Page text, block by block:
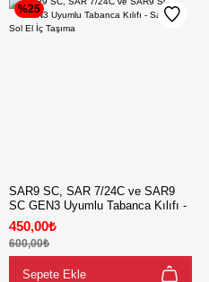
%25
SAR9 SC, SAR 7/24C ve SAR9
SC GEN3 Uyumlu Tabanca Kılıfı -
Sağ ve Sol El İç Taşıma
450,00₺
600,00₺
Sepete Ekle